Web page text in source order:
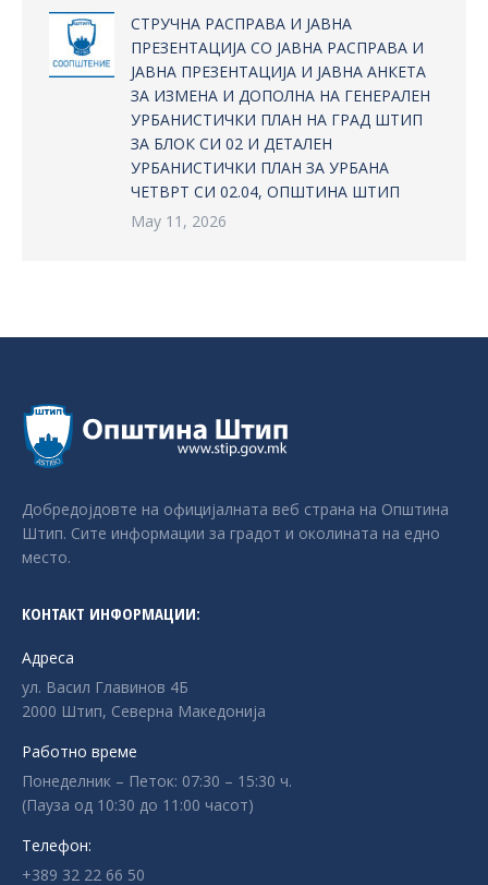
СТРУЧНА РАСПРАВА И ЈАВНА
ПРЕЗЕНТАЦИЈА СО ЈАВНА РАСПРАВА И
ЈАВНА ПРЕЗЕНТАЦИЈА И ЈАВНА АНКЕТА
ЗА ИЗМЕНА И ДОПОЛНА НА ГЕНЕРАЛЕН
УРБАНИСТИЧКИ ПЛАН НА ГРАД ШТИП
ЗА БЛОК СИ 02 И ДЕТАЛЕН
УРБАНИСТИЧКИ ПЛАН ЗА УРБАНА
ЧЕТВРТ СИ 02.04, ОПШТИНА ШТИП
May 11, 2026
Добредојдовте на официјалната веб страна на Општина
Штип. Сите информации за градот и околината на едно
место.
КОНТАКТ ИНФОРМАЦИИ:
Адреса
ул. Васил Главинов 4Б
2000 Штип, Северна Македонија
Работно време
Понеделник – Петок: 07:30 – 15:30 ч.
(Пауза од 10:30 до 11:00 часот)
Телефон:
+389 32 22 66 50